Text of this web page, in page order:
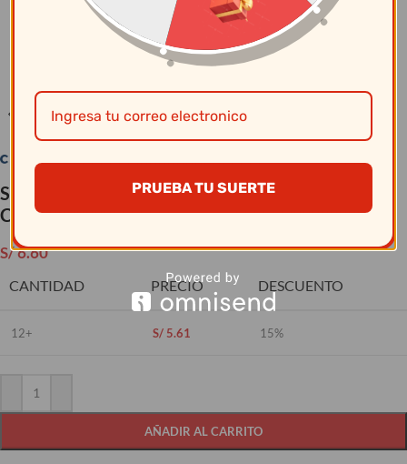
Salsera 100Cc Lisa Actualite Blanco – Vajillas
Corona
S/6.60
CANTIDAD PRECIO DESCUENTO
12+ S/ 5.61 15%
AÑADIR AL CARRITO
PRUEBA TU SUERTE